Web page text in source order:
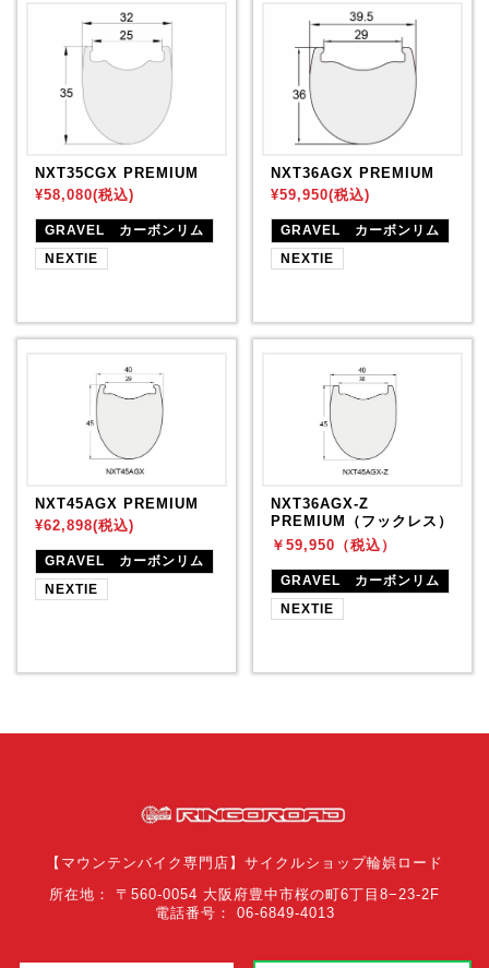
NXT35CGX PREMIUM
¥58,080(税込)
GRAVEL カーボンリム
NEXTIE
NXT36AGX PREMIUM
¥59,950(税込)
GRAVEL カーボンリム
NEXTIE
NXT45AGX PREMIUM
¥62,898(税込)
GRAVEL カーボンリム
NEXTIE
NXT36AGX-Z
PREMIUM（フックレス）
￥59,950（税込）
GRAVEL カーボンリム
NEXTIE
【マウンテンバイク専門店】サイクルショップ輪娯ロード
所在地： 〒560-0054 大阪府豊中市桜の町6丁目8−23-2F
電話番号： 06-6849-4013